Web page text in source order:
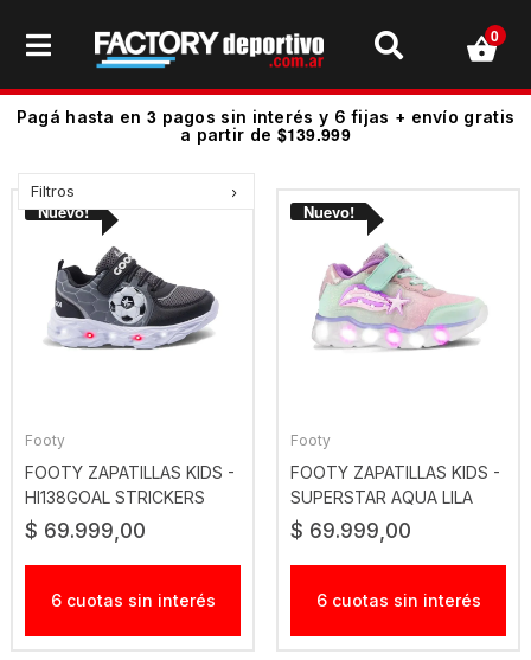
Pagá hasta en 3 pagos sin interés y 6 fijas + envío gratis
a partir de $139.999
0
Filtros
Footy
FOOTY ZAPATILLAS KIDS -
HI138GOAL STRICKERS
$ 69.999,00
6 cuotas sin interés
Footy
FOOTY ZAPATILLAS KIDS -
SUPERSTAR AQUA LILA
$ 69.999,00
6 cuotas sin interés